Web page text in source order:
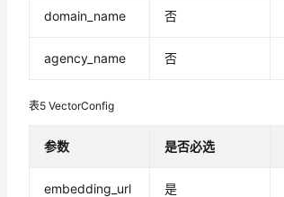
domain_name 否
agency_name 否
表5VectorConfig
参数 是否必选
embedding_url 是